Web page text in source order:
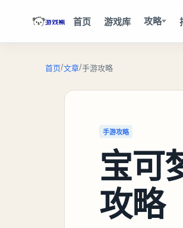
首页 游戏库 攻略
首页/文章/手游攻略
手游攻略
宝可
攻略